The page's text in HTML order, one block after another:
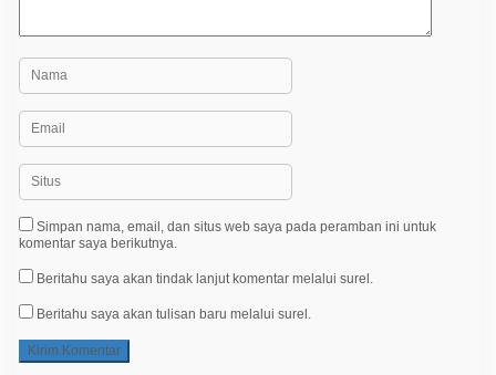
Simpan nama, email, dan situs web saya pada peramban ini untuk
komentar saya berikutnya.
Beritahu saya akan tindak lanjut komentar melalui surel.
Beritahu saya akan tulisan baru melalui surel.